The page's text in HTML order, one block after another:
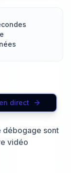
direct
débogage sont
vidéo